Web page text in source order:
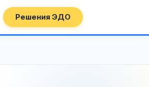
Решения ЭДО